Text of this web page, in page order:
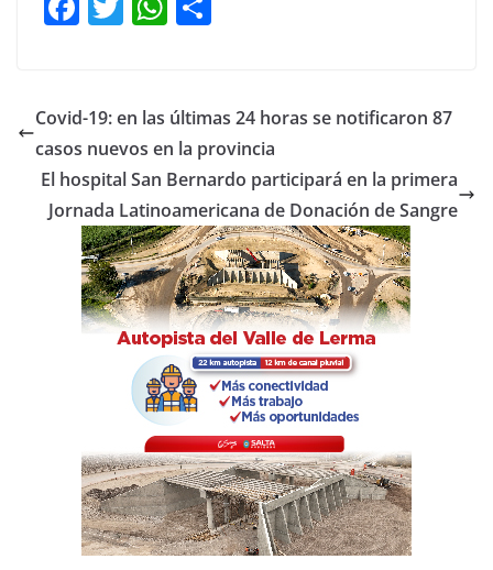
e
b
o
o
k
er s
A
p
p
p
ar
tir
Covid-19: en las últimas 24 horas se notificaron 87
casos nuevos en la provincia
El hospital San Bernardo participará en la primera
Jornada Latinoamericana de Donación de Sangre